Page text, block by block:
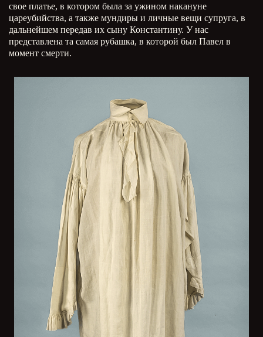
свое платье, в котором была за ужином накануне
цареубийства, а также мундиры и личные вещи супруга, в
дальнейшем передав их сыну Константину. У нас
представлена та самая рубашка, в которой был Павел в
момент смерти.